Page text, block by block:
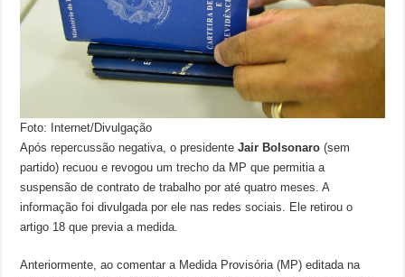
Foto: Internet/Divulgação
Após repercussão negativa, o presidenteJair Bolsonaro (sem
partido) recuou e revogou um trecho da MP que permitia a
suspensão de contrato de trabalho por até quatro meses. A
informação foi divulgada por ele nas redes sociais. Ele retirou o
artigo 18 que previa a medida.
Anteriormente, ao comentar a Medida Provisória (MP) editada na